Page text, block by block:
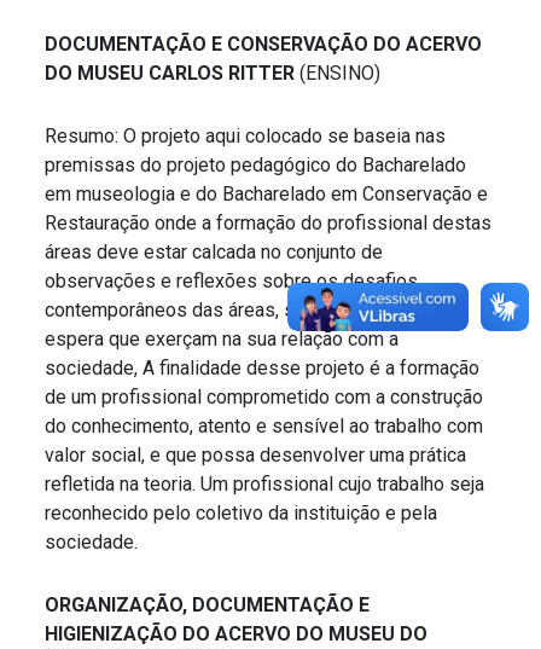
DOCUMENTAÇÃO E CONSERVAÇÃO DO ACERVO
DO MUSEU CARLOS RITTER (ENSINO)
Resumo: O projeto aqui colocado se baseia nas
premissas do projeto pedagógico do Bacharelado
em museologia e do Bacharelado em Conservação e
Restauração onde a formação do profissional destas
áreas deve estar calcada no conjunto de
observações e reflexões sobre os desafios
contemporâneos das áreas, sobre o papel que se
espera que exerçam na sua relação com a
sociedade, A finalidade desse projeto é a formação
de um profissional comprometido com a construção
do conhecimento, atento e sensível ao trabalho com
valor social, e que possa desenvolver uma prática
refletida na teoria. Um profissional cujo trabalho seja
reconhecido pelo coletivo da instituição e pela
sociedade.
ORGANIZAÇÃO, DOCUMENTAÇÃO E
HIGIENIZAÇÃO DO ACERVO DO MUSEU DO